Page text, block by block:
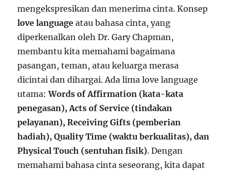
mengekspresikan dan menerima cinta. Konsep
love language atau bahasa cinta, yang
diperkenalkan oleh Dr. Gary Chapman,
membantu kita memahami bagaimana
pasangan, teman, atau keluarga merasa
dicintai dan dihargai. Ada lima love language
utama:Words of Affirmation (kata-kata
penegasan), Acts of Service (tindakan
pelayanan), Receiving Gifts (pemberian
hadiah), Quality Time (waktu berkualitas), dan
Physical Touch (sentuhan fisik). Dengan
memahami bahasa cinta seseorang, kita dapat